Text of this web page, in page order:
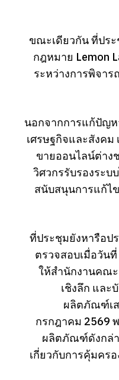
ขณะเดียวกัน ที่ปร
กฎหมาย Lemon
ระหว่างการพิจา
นอกจากการแก้ปัญห
เศรษฐกิจและสังค
ขายออนไลน์ต่าง
วิศวกรรับรองระ
สนับสนุนการแก้ไ
ที่ประชุมยังหารือป
ตรวจสอบเมื่อวัน
ให้สำนักงานคณ
เชิงลึก แล
ผลิตภัณฑ์เส
กรกฎาคม 2569
ผลิตภัณฑ์ดังกล่า
เกี่ยวกับการคุ้มคร